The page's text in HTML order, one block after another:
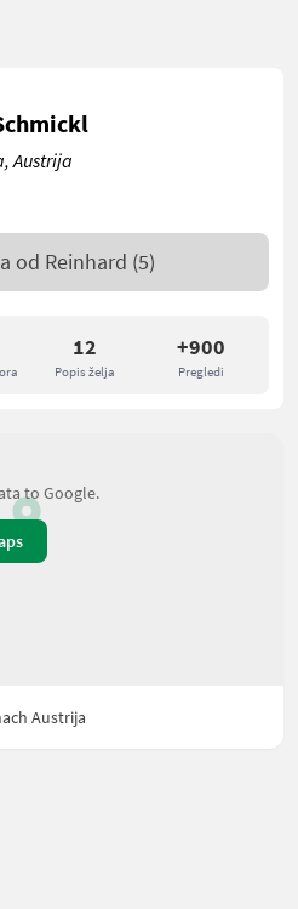
12
Popis želja
+900
Pregledi
Austrija
od Reinhard (5)
to Google.
Austrija